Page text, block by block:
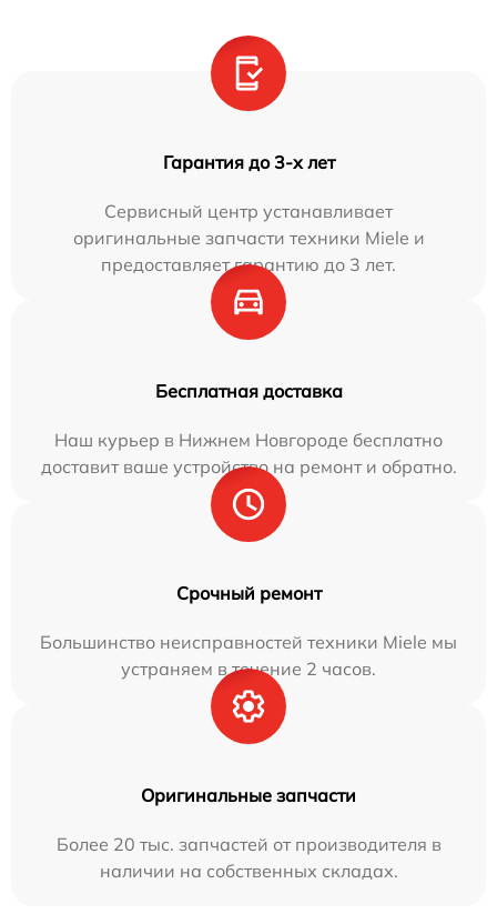
Гарантия до 3-х лет
Сервисный центр устанавливает
оригинальные запчасти техники Miele и
предоставляет гарантию до 3 лет.
Бесплатная доставка
Наш курьер в Нижнем Новгороде бесплатно
доставит ваше устройство на ремонт и обратно.
Срочный ремонт
Большинство неисправностей техники Miele мы
устраняем в течение 2 часов.
Оригинальные запчасти
Более 20 тыс. запчастей от производителя в
наличии на собственных складах.